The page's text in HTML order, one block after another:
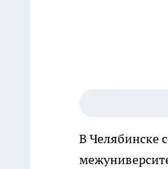
В Челябинске